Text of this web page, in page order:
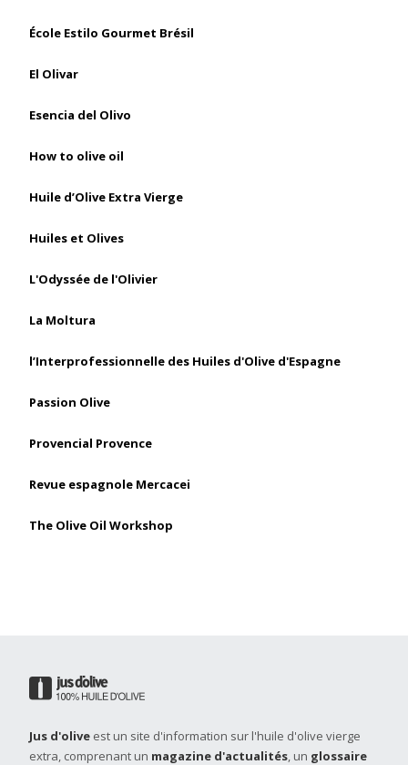
École Estilo Gourmet Brésil
El Olivar
Esencia del Olivo
How to olive oil
Huile d’Olive Extra Vierge
Huiles et Olives
L'Odyssée de l'Olivier
La Moltura
l’Interprofessionnelle des Huiles d'Olive d'Espagne
Passion Olive
Provencial Provence
Revue espagnole Mercacei
The Olive Oil Workshop
Jus d'olive est un site d'information sur l'huile d'olive vierge
extra, comprenant un magazine d'actualités, un glossaire